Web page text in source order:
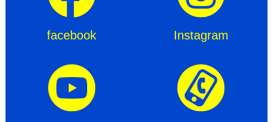
facebook Instagram